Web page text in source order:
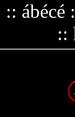
:: ábécé
::